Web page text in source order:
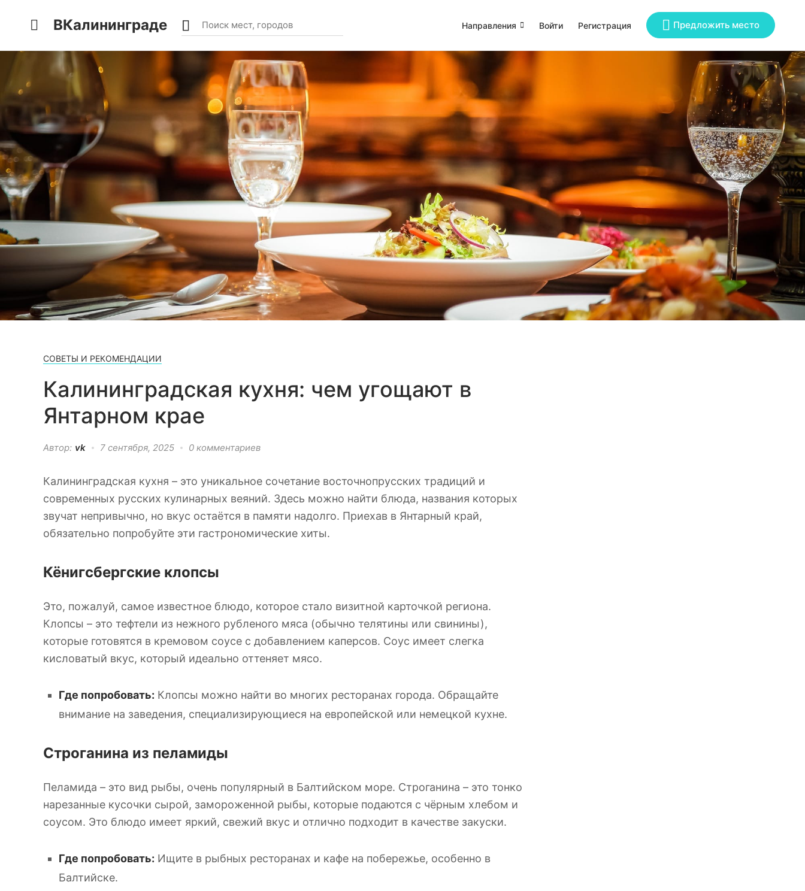
ВКалининграде Направления Войти Регистрация Предложить место
СОВЕТЫ И РЕКОМЕНДАЦИИ
Калининградская кухня: чем угощают в
Янтарном крае
Автор: vk 7 сентября, 2025 0 комментариев
Калининградская кухня – это уникальное сочетание восточнопрусских традиций и
современных русских кулинарных веяний. Здесь можно найти блюда, названия которых
звучат непривычно, но вкус остаётся в памяти надолго. Приехав в Янтарный край,
обязательно попробуйте эти гастрономические хиты.
Кёнигсбергские клопсы
Это, пожалуй, самое известное блюдо, которое стало визитной карточкой региона.
Клопсы – это тефтели из нежного рубленого мяса (обычно телятины или свинины),
которые готовятся в кремовом соусе с добавлением каперсов. Соус имеет слегка
кисловатый вкус, который идеально оттеняет мясо.
Где попробовать: Клопсы можно найти во многих ресторанах города. Обращайте
внимание на заведения, специализирующиеся на европейской или немецкой кухне.
Строганина из пеламиды
Пеламида – это вид рыбы, очень популярный в Балтийском море. Строганина – это тонко
нарезанные кусочки сырой, замороженной рыбы, которые подаются с чёрным хлебом и
соусом. Это блюдо имеет яркий, свежий вкус и отлично подходит в качестве закуски.
Где попробовать: Ищите в рыбных ресторанах и кафе на побережье, особенно в
Балтийске.